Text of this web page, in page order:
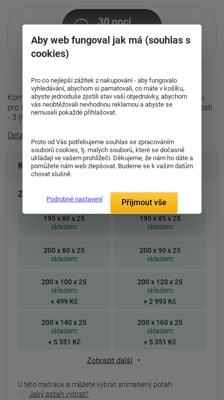
Pouze při nákupu přes i-matrace.cz
Více informací
Komfortní partnerská matrace Olympia je ideální volbou
pro ty, kteří preferují tužší matrace. Matrace je dvojí tuhosti
- 3 (tvrdá) a ...
Detailní popis
Konfigurace produktu
Zvolte rozměr matrace (cm):
195 x 80 x 25
skladem
195 x 85 x 25
skladem
200 x 80 x 25
skladem
200 x 90 x 25
skladem
200 x 100 x 25
skladem
+ 499 Kč
200 x 120 x 25
skladem
+ 2 993 Kč
200 x 140 x 25
skladem
+ 5 351 Kč
200 x 160 x 25
skladem
+ 5 351 Kč
Zobrazit další
U této matrace si můžete vybrat snímatelný potah.
Jaký potah vybrat?
Aby web fungoval jak má (souhlas s
cookies)
Pro co nejlepší zážitek z nakupování - aby fungovalo
vyhledávání, abychom si pamatovali, co máte v košíku,
abyste jednoduše zjistili stav vaší objednávky, abychom
vás neobtěžovali nevhodnou reklamou a abyste se
nemuseli pokaždé přihlašovat.
Proto od Vás potřebujeme souhlas se zpracováním
souborů cookies, tj. malých souborů, které se dočasně
ukládají ve vašem prohlížeči. Děkujeme, že nám ho dáte a
pomůžete nám web zlepšovat. Budeme se k vašim datům
chovat slušně.
Podrobné nastavení Přijmout vše